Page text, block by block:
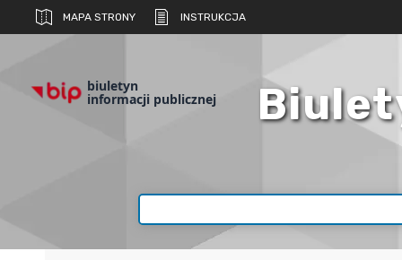
MAPA STRONY INSTRUKCJA
biuletyn
informacji publicznej